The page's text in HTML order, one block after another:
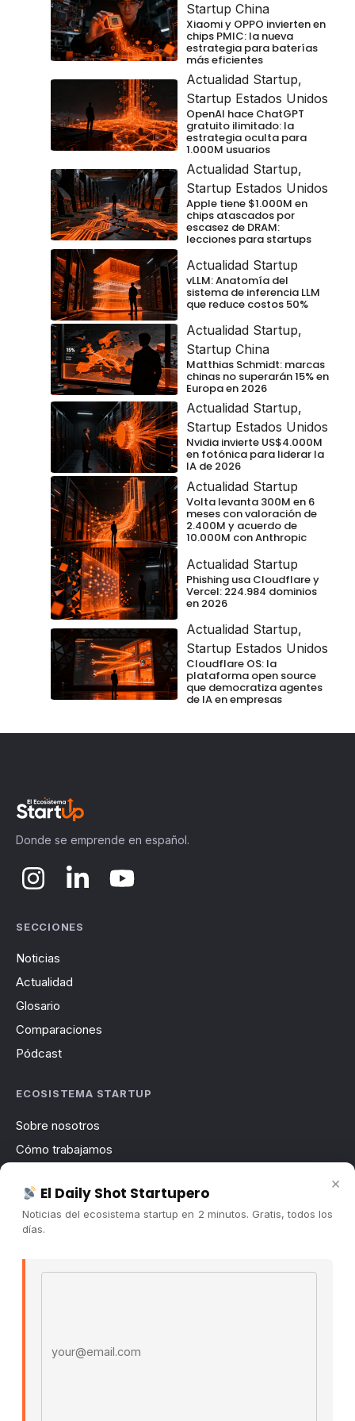
Startup China
Xiaomi y OPPO invierten en
chips PMIC: la nueva
estrategia para baterías
más eficientes
Actualidad Startup,
Startup Estados Unidos
OpenAI hace ChatGPT
gratuito ilimitado: la
estrategia oculta para
1.000M usuarios
Actualidad Startup,
Startup Estados Unidos
Apple tiene $1.000M en
chips atascados por
escasez de DRAM:
lecciones para startups
Actualidad Startup
vLLM: Anatomía del
sistema de inferencia LLM
que reduce costos 50%
Actualidad Startup,
Startup China
Matthias Schmidt: marcas
chinas no superarán 15% en
Europa en 2026
Actualidad Startup,
Startup Estados Unidos
Nvidia invierte US$4.000M
en fotónica para liderar la
IA de 2026
Actualidad Startup
Volta levanta 300M en 6
meses con valoración de
2.400M y acuerdo de
10.000M con Anthropic
Actualidad Startup
Phishing usa Cloudflare y
Vercel: 224.984 dominios
en 2026
Actualidad Startup,
Startup Estados Unidos
Cloudflare OS: la
plataforma open source
que democratiza agentes
de IA en empresas
Donde se emprende en español.
SECCIONES
Noticias
Actualidad
Glosario
Comparaciones
Pódcast
ECOSISTEMA STARTUP
Sobre nosotros
Cómo trabajamos
Contacto
Publicidad
Es La Hora de Aprender ↗
×
El Daily Shot Startupero
Noticias del ecosistema startup en 2 minutos. Gratis, todos los
días.